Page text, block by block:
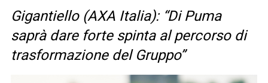
Gigantiello (AXA Italia): “Di Puma
saprà dare forte spinta al percorso di
trasformazione del Gruppo”